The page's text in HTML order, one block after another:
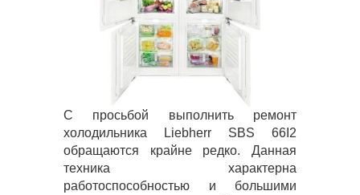
С просьбой выполнить ремонт
холодильника Liebherr SBS 66I2
обращаются крайне редко. Данная
техника характерна
работоспособностью и большими